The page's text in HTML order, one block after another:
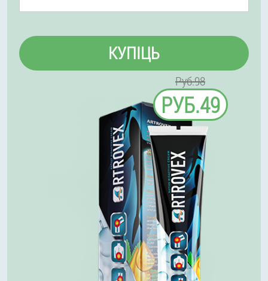
КУПІЦЬ
Руб.98
РУБ.49